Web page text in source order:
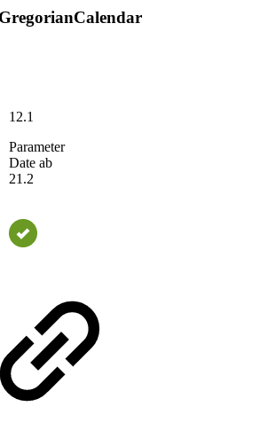
12.1
Parameter
Date ab
21.2